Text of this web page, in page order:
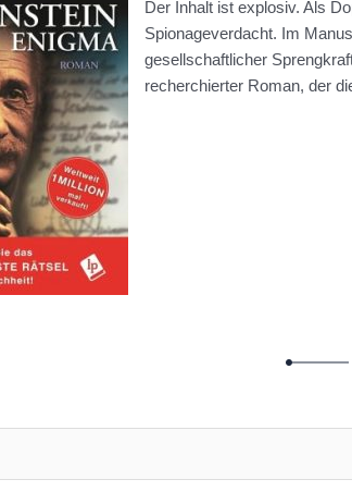
Der Inhalt ist explosiv. Als
Spionageverdacht. Im
gesellschaftlicher
recherchierter Roman, der